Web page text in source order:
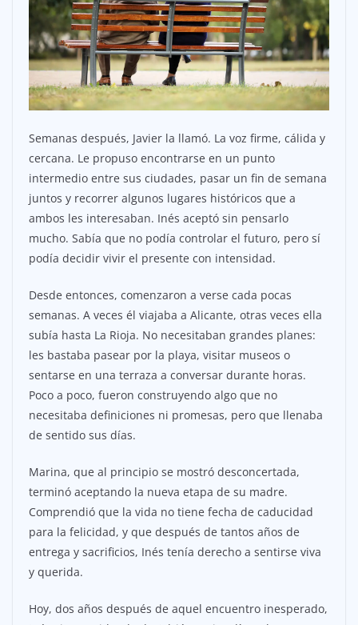
Semanas después, Javier la llamó. La voz firme, cálida y
cercana. Le propuso encontrarse en un punto
intermedio entre sus ciudades, pasar un fin de semana
juntos y recorrer algunos lugares históricos que a
ambos les interesaban. Inés aceptó sin pensarlo
mucho. Sabía que no podía controlar el futuro, pero sí
podía decidir vivir el presente con intensidad.
Desde entonces, comenzaron a verse cada pocas
semanas. A veces él viajaba a Alicante, otras veces ella
subía hasta La Rioja. No necesitaban grandes planes:
les bastaba pasear por la playa, visitar museos o
sentarse en una terraza a conversar durante horas.
Poco a poco, fueron construyendo algo que no
necesitaba definiciones ni promesas, pero que llenaba
de sentido sus días.
Marina, que al principio se mostró desconcertada,
terminó aceptando la nueva etapa de su madre.
Comprendió que la vida no tiene fecha de caducidad
para la felicidad, y que después de tantos años de
entrega y sacrificios, Inés tenía derecho a sentirse viva
y querida.
Hoy, dos años después de aquel encuentro inesperado,